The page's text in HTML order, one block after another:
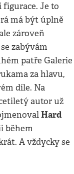
figurace. Je to
má být úplně
zároveň
zabývám
patře Galerie
za hlavu,
díle. Na
autor už
Hard
během
A vždycky se